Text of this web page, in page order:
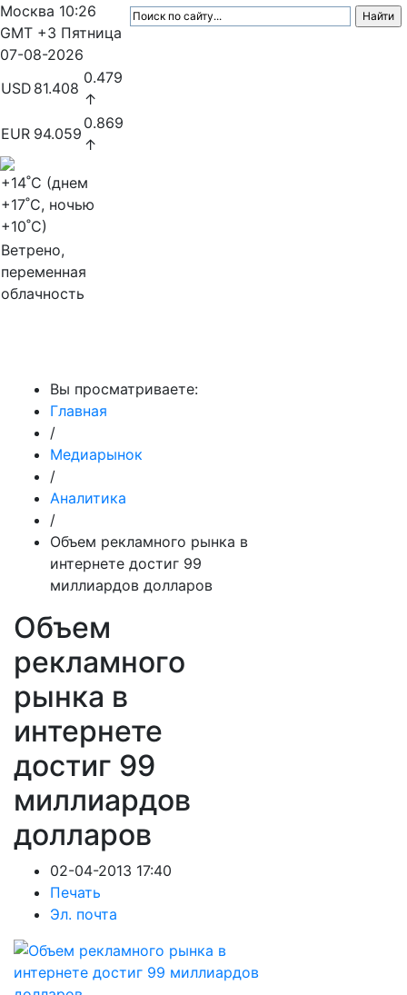
Москва 10:26
GMT +3 Пятница
07-08-2026
USD 81.408
0.479
↑
EUR 94.059
0.869
↑
+14˚C (днем
+17˚C, ночью
+10˚C)
Ветрено,
переменная
облачность
Вы просматриваете:
Главная
/
Медиарынок
/
Аналитика
/
Объем рекламного рынка в
интернете достиг 99
миллиардов долларов
Объем
рекламного
рынка в
интернете
достиг 99
миллиардов
долларов
02-04-2013 17:40
Печать
Эл. почта